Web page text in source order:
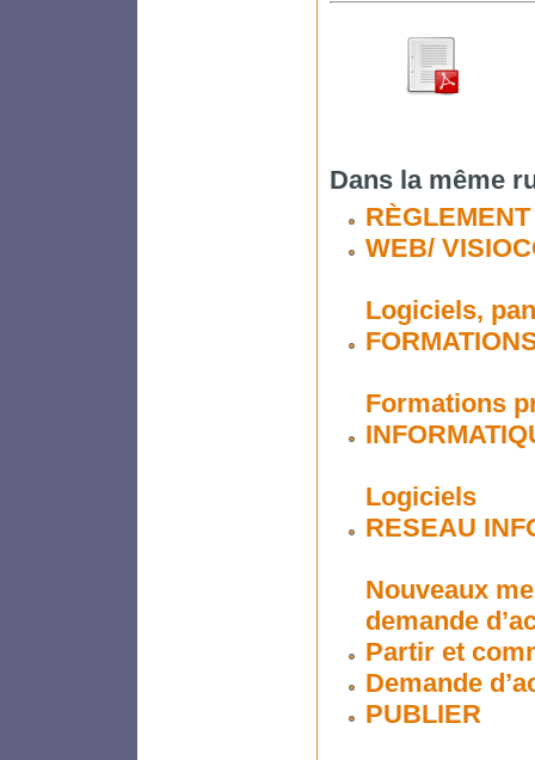
Dans la même
WEB/
Logiciels,
Formations
Logiciels
RESEAU
Nouveaux
demande
Partir et
Demande
PUBLIER